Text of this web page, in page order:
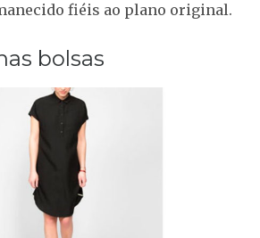
fiéis ao plano original.
bolsas